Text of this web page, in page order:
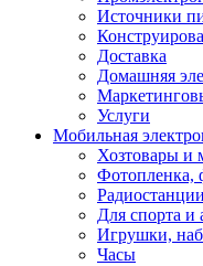
Источники
Доставка
Домашняя
Услуги
Мобильная
Хозтовары и
Фотопленка,
Радиостанции
Для спорта и
Игрушки,
Часы